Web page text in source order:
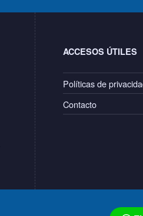
ACCESOS ÚTILES
Políticas de
Contacto